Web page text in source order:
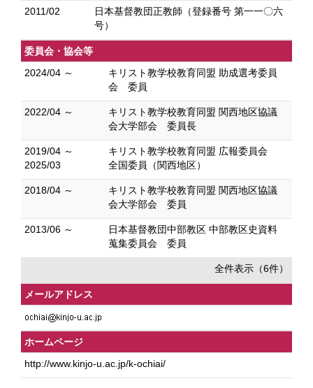
2011/02
日本基督教団正教師（登録番号 第一一〇六
号）
委員会・協会等
2024/04 ～
キリスト教学校教育同盟 助成選考委員
会 委員
2022/04 ～
キリスト教学校教育同盟 関西地区協議
会大学部会 委員長
2019/04 ～
2025/03
キリスト教学校教育同盟 広報委員会
全国委員（関西地区）
2018/04 ～
キリスト教学校教育同盟 関西地区協議
会大学部会 委員
2013/06 ～
日本基督教団中部教区 中部教区史資料
蒐集委員会 委員
全件表示（6件）
メールアドレス
ホームページ
http://www.kinjo-u.ac.jp/k-ochiai/